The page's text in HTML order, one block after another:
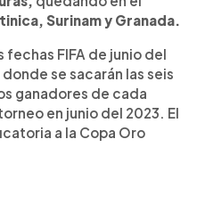
Surinam y Granada.
fechas FIFA de junio del
se sacarán las seis
ganadores de cada
en junio del 2023. El
a la Copa Oro